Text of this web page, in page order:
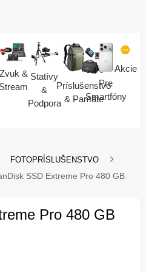
Zvuk &
Stream
Statívy
&
Podpora
Príslušenstvo
& Pamäte
Pre
Smartfóny
Akcie
FOTOPRÍSLUŠENSTVO
SSD Extreme Pro 480 GB
Pro 480 GB